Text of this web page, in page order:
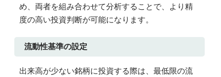
め、両者を組み合わせて分析することで、より精
度の高い投資判断が可能になります。
流動性基準の設定
出来高が少ない銘柄に投資する際は、最低限の流